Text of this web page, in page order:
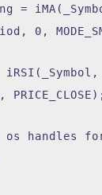
=
0,
handles